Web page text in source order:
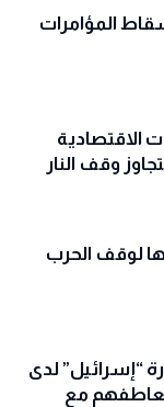
المؤامرات
الاقتصادية
وقف النار
لوقف الحرب
“إسرائيل” لدى
تعاطفهم مع